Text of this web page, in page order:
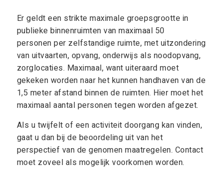
Er geldt een strikte maximale groepsgrootte in
publieke binnenruimten van maximaal 50
personen per zelfstandige ruimte, met uitzondering
van uitvaarten, opvang, onderwijs als noodopvang,
zorglocaties. Maximaal, want uiteraard moet
gekeken worden naar het kunnen handhaven van de
1,5 meter afstand binnen de ruimten. Hier moet het
maximaal aantal personen tegen worden afgezet.
Als u twijfelt of een activiteit doorgang kan vinden,
gaat u dan bij de beoordeling uit van het
perspectief van de genomen maatregelen. Contact
moet zoveel als mogelijk voorkomen worden.